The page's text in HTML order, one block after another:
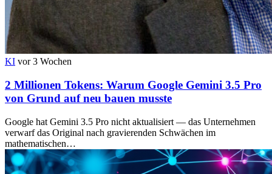
KI vor 3 Wochen
2 Millionen Tokens: Warum Google Gemini 3.5 Pro
von Grund auf neu bauen musste
Google hat Gemini 3.5 Pro nicht aktualisiert — das Unternehmen
verwarf das Original nach gravierenden Schwächen im
mathematischen…